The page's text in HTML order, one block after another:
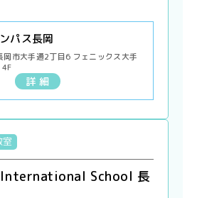
パス長岡
岡市大手通2丁目6 フェニックス大手
4F
詳 細
室
School 長